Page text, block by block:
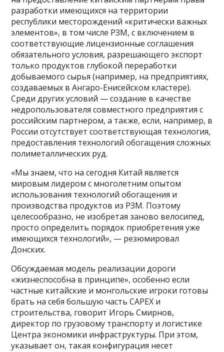
разработки имеющихся на территории
республики месторождений «критически важных
элементов», в том числе РЗМ, с включением в
соответствующие лицензионные соглашения
обязательного условия, разрешающего экспорт
только продуктов глубокой переработки
добываемого сырья (например, на предприятиях,
создаваемых в Ангаро-Енисейском кластере).
Среди других условий — создание в качестве
недропользователя совместного предприятия с
российским партнером, а также, если, например, в
России отсутствует соответствующая технология,
предоставления технологий обогащения сложных
полиметаллических руд.
«Мы знаем, что на сегодня Китай является
мировым лидером с многолетним опытом
использования технологий обогащения и
производства продуктов из РЗМ. Поэтому
целесообразно, не изобретая заново велосипед,
просто определить порядок приобретения уже
имеющихся технологий», — резюмировал
Донских.
Обсуждаемая модель реализации дороги
«жизнеспособна в принципе», особенно если
частные китайские и монгольские игроки готовы
брать на себя большую часть CAPEX и
строительства, говорит Игорь Смирнов,
директор по грузовому транспорту и логистике
Центра экономики инфраструктуры. При этом,
указывает он, такая конфигурация несет